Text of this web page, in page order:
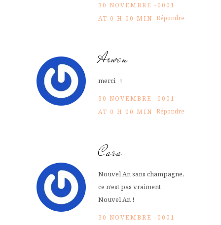
30 NOVEMBRE -0001
AT 0 H 00 MIN Répondre
Arwen
merci !
30 NOVEMBRE -0001
AT 0 H 00 MIN Répondre
Cara
Nouvel An sans champagne,
ce n’est pas vraiment
Nouvel An !
30 NOVEMBRE -0001